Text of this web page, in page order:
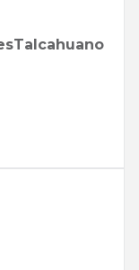
Talcahuano